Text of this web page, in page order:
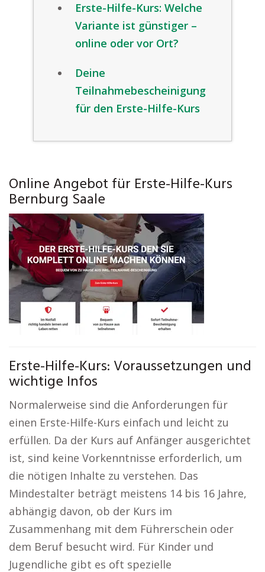
Erste-Hilfe-Kurs: Welche
Variante ist günstiger –
online oder vor Ort?
Deine
Teilnahmebescheinigung
für den Erste-Hilfe-Kurs
Online Angebot für Erste-Hilfe-Kurs
Bernburg Saale
Erste-Hilfe-Kurs: Voraussetzungen und
wichtige Infos
Normalerweise sind die Anforderungen für
einen Erste-Hilfe-Kurs einfach und leicht zu
erfüllen. Da der Kurs auf Anfänger ausgerichtet
ist, sind keine Vorkenntnisse erforderlich, um
die nötigen Inhalte zu verstehen. Das
Mindestalter beträgt meistens 14 bis 16 Jahre,
abhängig davon, ob der Kurs im
Zusammenhang mit dem Führerschein oder
dem Beruf besucht wird. Für Kinder und
Jugendliche gibt es oft spezielle